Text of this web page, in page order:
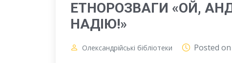
ЕТНОРОЗВАГИ «ОЙ,
НАДІЮ!»
Олександрійські бібліотеки Posted on